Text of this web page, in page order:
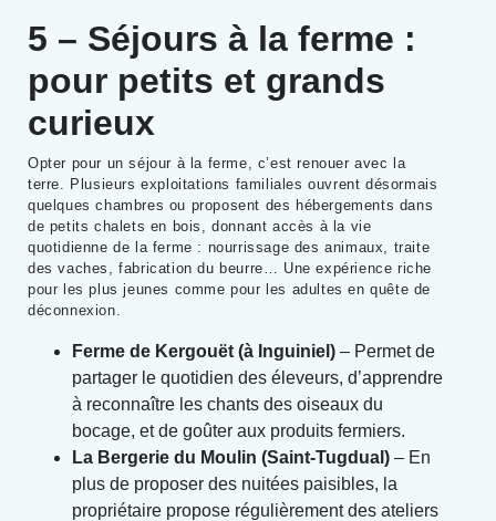
5 – Séjours à la ferme :
pour petits et grands
curieux
Opter pour un séjour à la ferme, c’est renouer avec la
terre. Plusieurs exploitations familiales ouvrent désormais
quelques chambres ou proposent des hébergements dans
de petits chalets en bois, donnant accès à la vie
quotidienne de la ferme : nourrissage des animaux, traite
des vaches, fabrication du beurre… Une expérience riche
pour les plus jeunes comme pour les adultes en quête de
déconnexion.
Ferme de Kergouët (à Inguiniel) – Permet de
partager le quotidien des éleveurs, d’apprendre
à reconnaître les chants des oiseaux du
bocage, et de goûter aux produits fermiers.
La Bergerie du Moulin (Saint-Tugdual) – En
plus de proposer des nuitées paisibles, la
propriétaire propose régulièrement des ateliers